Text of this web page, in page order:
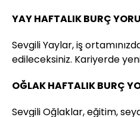
YAY HAFTALIK BURÇ
Sevgili Yaylar, iş
edileceksiniz. Kariyerde
OĞLAK HAFTALIK BURÇ
Sevgili Oğlaklar, eğitim,